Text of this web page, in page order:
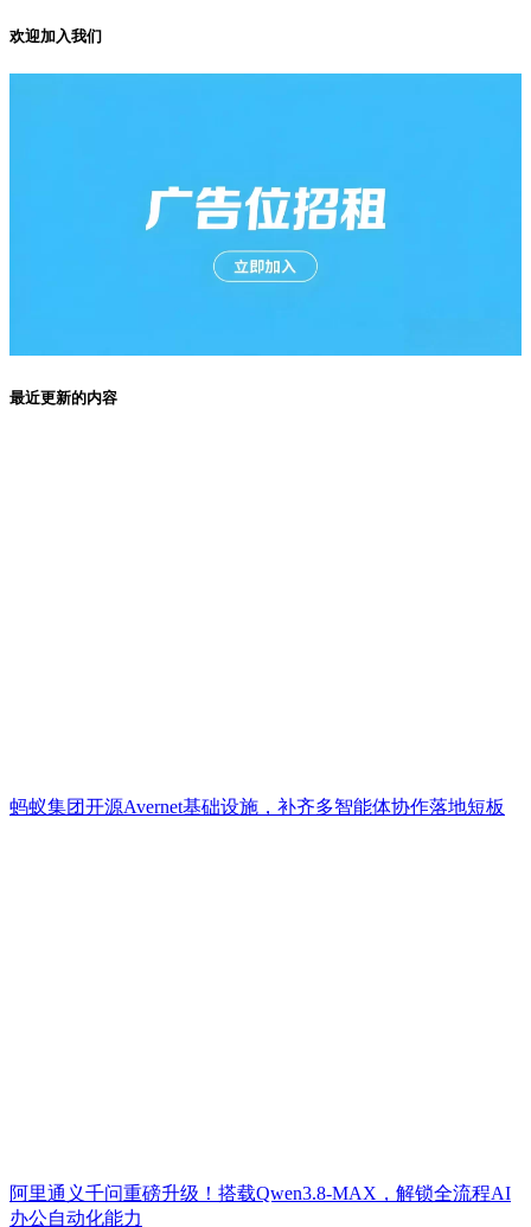
欢迎加入我们
最近更新的内容
蚂蚁集团开源Avernet基础设施，补齐多智能体协作落地短板
阿里通义千问重磅升级！搭载Qwen3.8-MAX，解锁全流程AI
办公自动化能力